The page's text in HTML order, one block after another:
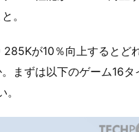
。
が10％向上するとど
まずは以下のゲーム16タ